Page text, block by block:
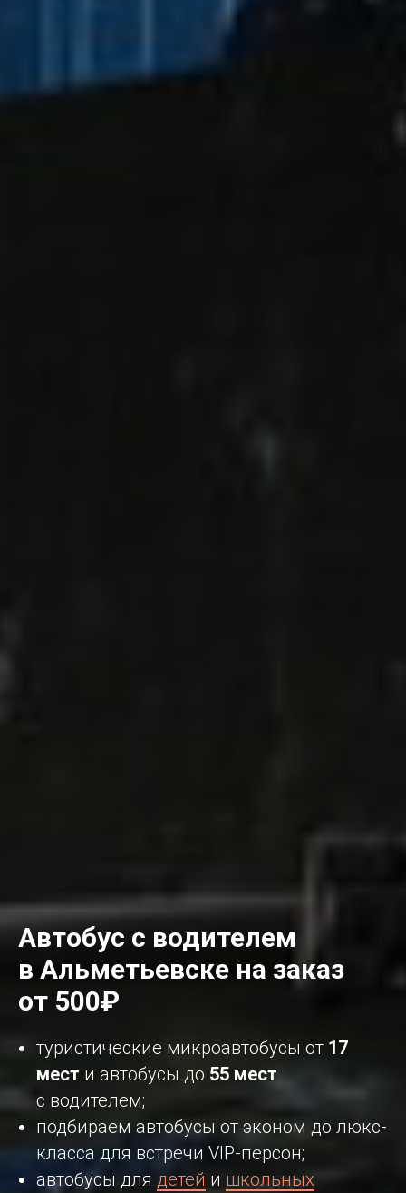
Автобус с водителем
в Альметьевске на заказ
от 500₽
туристические микроавтобусы от 17
мест и автобусы до 55 мест
с водителем;
подбираем автобусы от эконом до люкс-
класса для встречи VIP-персон;
автобусы для детей и школьных